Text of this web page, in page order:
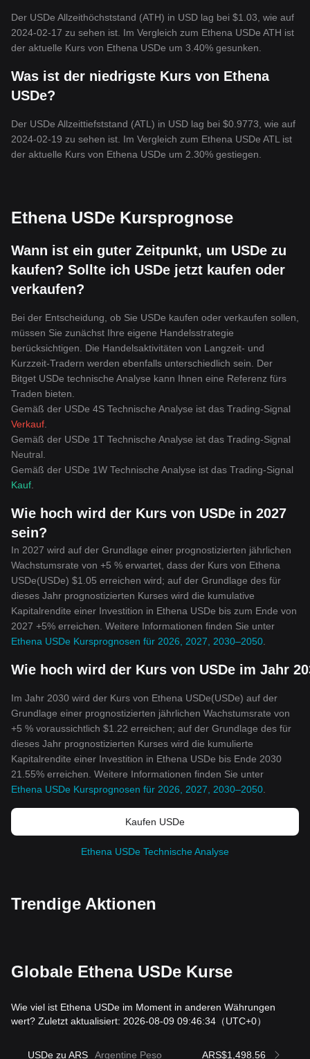
Der USDe Allzeithöchststand (ATH) in USD lag bei $1.03, wie auf
2024-02-17 zu sehen ist. Im Vergleich zum Ethena USDe ATH ist
der aktuelle Kurs von Ethena USDe um 3.40% gesunken.
Was ist der niedrigste Kurs von Ethena
USDe?
Der USDe Allzeittiefststand (ATL) in USD lag bei $0.9773, wie auf
2024-02-19 zu sehen ist. Im Vergleich zum Ethena USDe ATL ist
der aktuelle Kurs von Ethena USDe um 2.30% gestiegen.
Ethena USDe Kursprognose
Wann ist ein guter Zeitpunkt, um USDe zu
kaufen? Sollte ich USDe jetzt kaufen oder
verkaufen?
Bei der Entscheidung, ob Sie USDe kaufen oder verkaufen sollen,
müssen Sie zunächst Ihre eigene Handelsstrategie
berücksichtigen. Die Handelsaktivitäten von Langzeit- und
Kurzzeit-Tradern werden ebenfalls unterschiedlich sein. Der
Bitget USDe technische Analyse kann Ihnen eine Referenz fürs
Traden bieten.
Gemäß der USDe 4S Technische Analyse ist das Trading-Signal
Verkauf
Gemäß der USDe 1T Technische Analyse ist das Trading-Signal
Neutral
Gemäß der USDe 1W Technische Analyse ist das Trading-Signal
Kauf
Wie hoch wird der Kurs von USDe in 2027
sein?
In 2027 wird auf der Grundlage einer prognostizierten jährlichen
Wachstumsrate von +5 % erwartet, dass der Kurs von Ethena
USDe(USDe) $1.05 erreichen wird; auf der Grundlage des für
dieses Jahr prognostizierten Kurses wird die kumulative
Kapitalrendite einer Investition in Ethena USDe bis zum Ende von
2027 +5% erreichen. Weitere Informationen finden Sie unter
Ethena USDe Kursprognosen für 2026, 2027, 2030–2050
Wie hoch wird der Kurs von USDe im Jahr
Im Jahr 2030 wird der Kurs von Ethena USDe(USDe) auf der
Grundlage einer prognostizierten jährlichen Wachstumsrate von
+5 % voraussichtlich $1.22 erreichen; auf der Grundlage des für
dieses Jahr prognostizierten Kurses wird die kumulierte
Kapitalrendite einer Investition in Ethena USDe bis Ende 2030
21.55% erreichen. Weitere Informationen finden Sie unter
Ethena USDe Kursprognosen für 2026, 2027, 2030–2050
Kaufen USDe
Ethena USDe Technische Analyse
Trendige Aktionen
Globale Ethena USDe Kurse
Wie viel ist Ethena USDe im Moment in anderen Währungen
wert? Zuletzt aktualisiert: 2026-08-09 09:46:34 （UTC+0）
USDe zu ARS Argentine Peso ARS$1,498.56